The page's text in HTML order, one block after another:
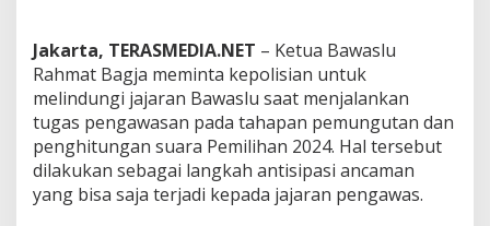
a
B
a
w
a
s
l
u
M
Jakarta, TERASMEDIA.NET – Ketua Bawaslu
Rahmat Bagja meminta kepolisian untuk
melindungi jajaran Bawaslu saat menjalankan
tugas pengawasan pada tahapan pemungutan dan
penghitungan suara Pemilihan 2024. Hal tersebut
dilakukan sebagai langkah antisipasi ancaman
yang bisa saja terjadi kepada jajaran pengawas.